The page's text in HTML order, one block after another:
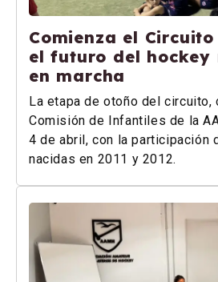
Comienza el
el futuro del hockey
en marcha
La etapa de otoño del circuito,
Comisión de Infantiles de la
4 de abril, con la participación
nacidas en 2011 y 2012.